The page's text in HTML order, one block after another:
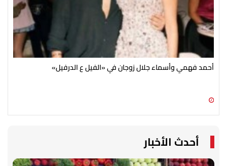
أحمد فهمي وأسماء جلال زوجان في «الفيل ع الدرفيل»
أحدث الأخبار